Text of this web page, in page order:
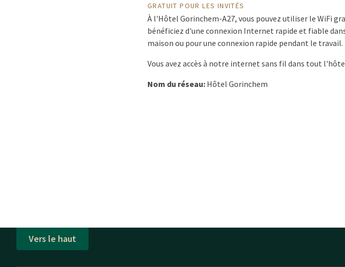
GRATUIT POUR LES INVITÉS
À l'Hôtel Gorinchem-A27, vous pouvez utiliser le WiFi
bénéficiez d'une connexion Internet rapide et fiable
maison ou pour une connexion rapide pendant le travail.
Vous avez accès à notre internet sans fil dans tout
Nom du réseau: Hôtel Gorinchem
Vers le haut